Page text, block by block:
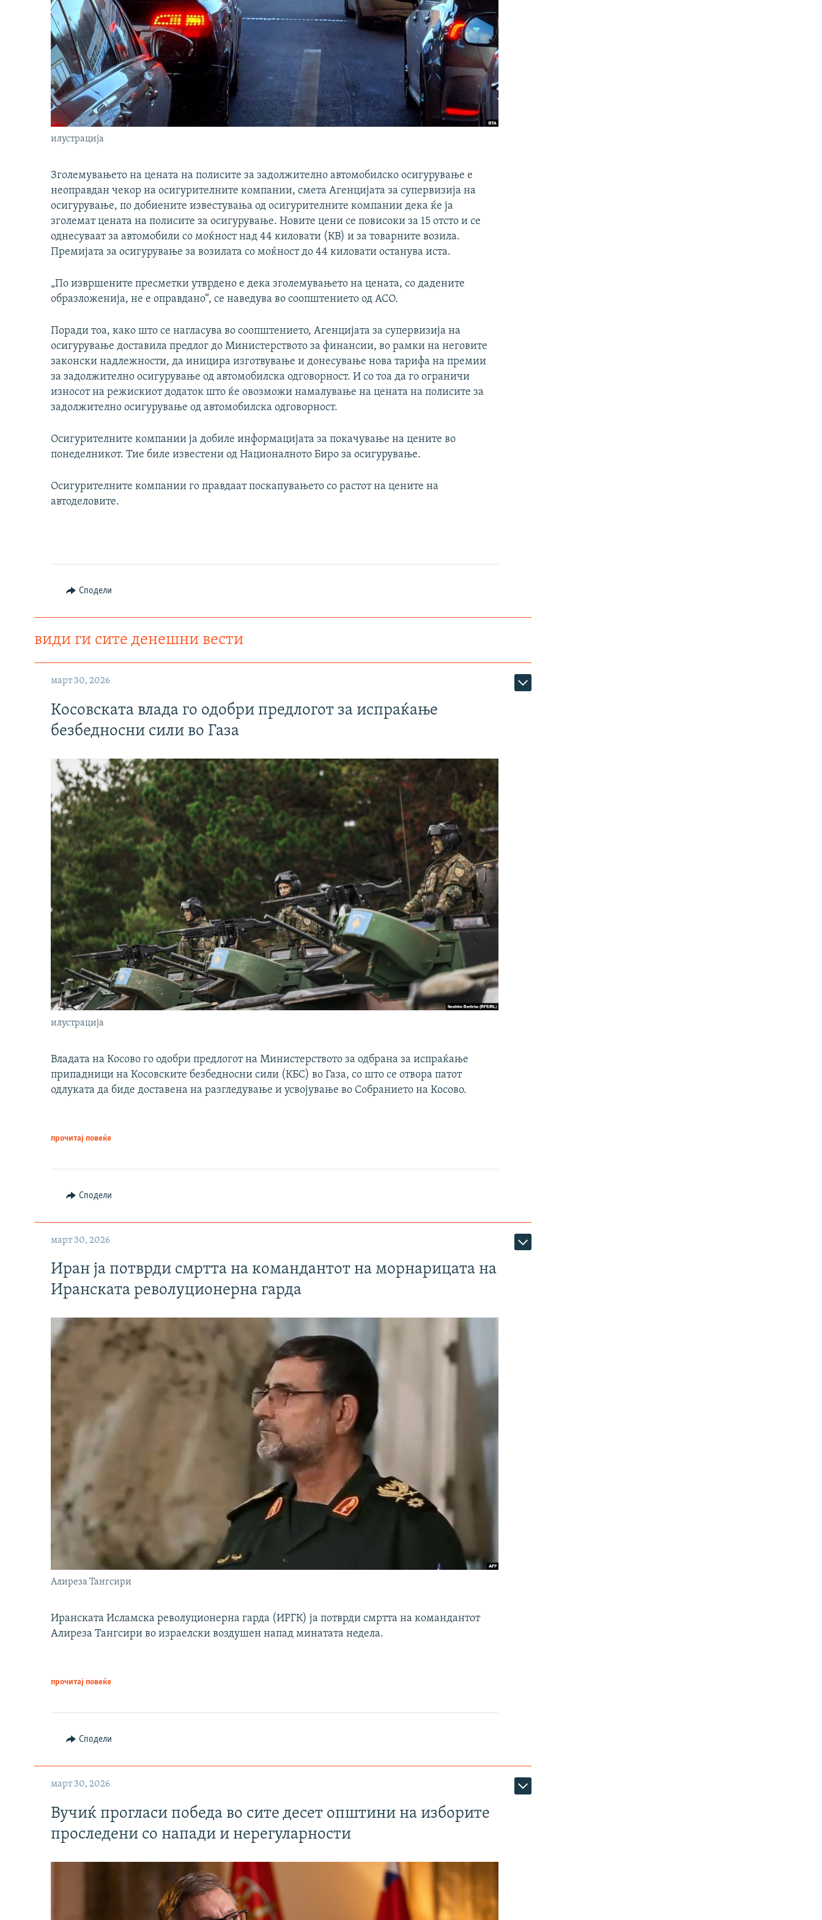
илустрација
Зголемувањето на цената на полисите за задолжително автомобилско осигурување е
неоправдан чекор на осигурителните компании, смета Агенцијата за супервизија на
осигурување, по добиените известувања од осигурителните компании дека ќе ја
зголемат цената на полисите за осигурување. Новите цени се повисоки за 15 отсто и се
однесуваат за автомобили со моќност над 44 киловати (КВ) и за товарните возила.
Премијата за осигурување за возилата со моќност до 44 киловати останува иста.
„По извршените пресметки утврдено е дека зголемувањето на цената, со дадените
образложенија, не е оправдано“, се наведува во соопштението од АСО.
Поради тоа, како што се нагласува во соопштението, Агенцијата за супервизија на
осигурување доставила предлог до Министерството за финансии, во рамки на неговите
законски надлежности, да иницира изготвување и донесување нова тарифа на премии
за задолжително осигурување од автомобилска одговорност. И со тоа да го ограничи
износот на режискиот додаток што ќе овозможи намалување на цената на полисите за
задолжително осигурување од автомобилска одговорност.
Осигурителните компании ја добиле информацијата за покачување на цените во
понеделникот. Тие биле известени од Националното Биро за осигурување.
Осигурителните компании го правдаат поскапувањето со растот на цените на
автоделовите.
Сподели
види ги сите денешни вести
март 30, 2026
Косовската влада го одобри предлогот за испраќање
безбедносни сили во Газа
илустрација
Владата на Косово го одобри предлогот на Министерството за одбрана за испраќање
припадници на Косовските безбедносни сили (КБС) во Газа, со што се отвора патот
одлуката да биде доставена на разгледување и усвојување во Собранието на Косово.
прочитај повеќе
Сподели
март 30, 2026
Иран ја потврди смртта на командантот на морнарицата на
Иранската револуционерна гарда
Алиреза Тангсири
Иранската Исламска револуционерна гарда (ИРГК) ја потврди смртта на командантот
Алиреза Тангсири во израелски воздушен напад минатата недела.
прочитај повеќе
Сподели
март 30, 2026
Вучиќ прогласи победа во сите десет општини на изборите
проследени со напади и нерегуларности